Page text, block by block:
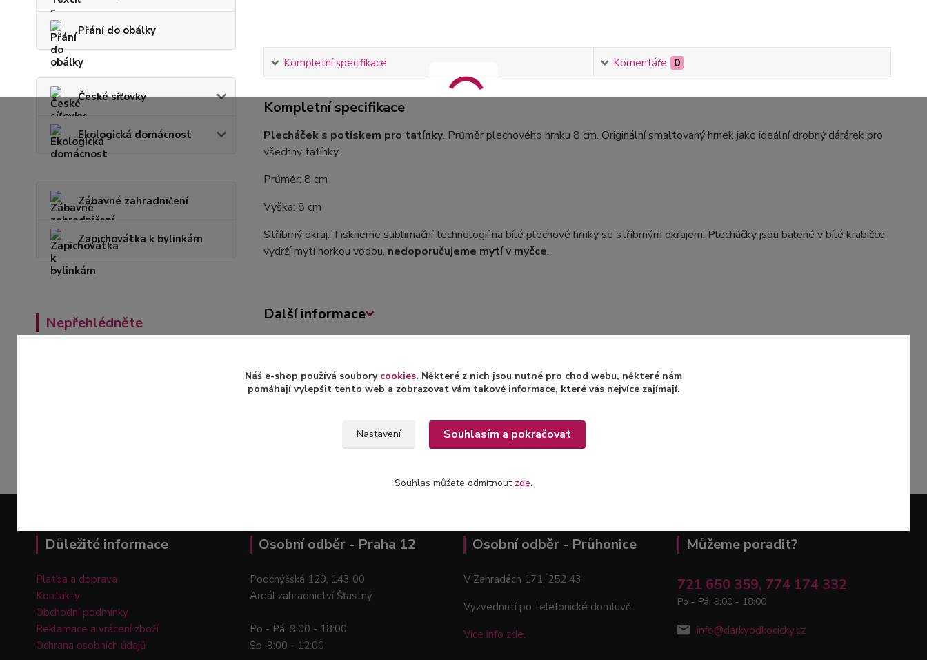
Přání do obálky
České síťovky
Ekologická domácnost
Zábavné zahradničení
Zapichovátka k bylinkám
Nepřehlédněte
Kompletní specifikace Komentáře 0
Kompletní specifikace
Plecháček s potiskem pro tatínky. Průměr plechového hrnku 8 cm. Originální smaltovaný hrnek jako ideální drobný dárárek pro
všechny tatínky.
Průměr: 8 cm
Výška: 8 cm
Stříbrný okraj. Tiskneme sublimační technologií na bílé plechové hrnky se stříbrným okrajem. Plecháčky jsou balené v bílé krabičce,
vydrží mytí horkou vodou, nedoporučujeme mytí v myčce.
Další informace
Zboží zařazeno v kategoriích
Důležité informace
Platba a doprava
Kontakty
Obchodní podmínky
Reklamace a vrácení zboží
Ochrana osobních údajů
Osobní odběr - Praha 12
Podchýšská 129, 143 00
Areál zahradnictví Šťastný
Po - Pá: 9:00 - 18:00
So: 9:00 - 12:00
Osobní odběr - Průhonice
V Zahradách 171, 252 43
Vyzvednutí po telefonické domluvě.
Více info zde.
Můžeme poradit?
721 650 359, 774 174 332
Po - Pá: 9:00 - 18:00
info@darkyodkocicky.cz
Náš e-shop používá soubory cookies. Některé z nich jsou nutné pro chod webu, některé nám
pomáhají vylepšit tento web a zobrazovat vám takové informace, které vás nejvíce zajímají.
Nastavení Souhlasím a pokračovat
Souhlas můžete odmítnout zde.